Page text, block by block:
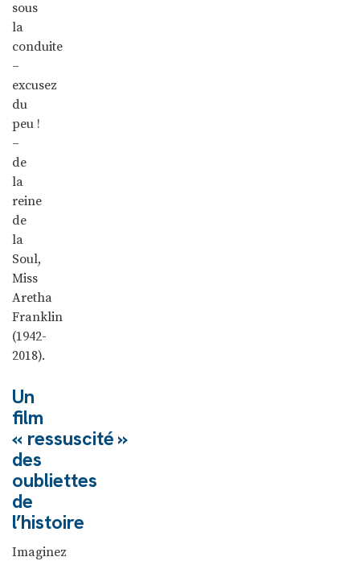
sous
la
conduite
–
excusez
du
peu !
–
de
la
reine
de
la
Soul,
Miss
Aretha
Franklin
(1942-
2018).
Un
film
« ressuscité »
des
oubliettes
de
l’histoire
Imaginez